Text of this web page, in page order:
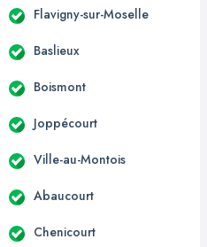
Flavigny-sur-Moselle
Baslieux
Boismont
Joppécourt
Ville-au-Montois
Abaucourt
Chenicourt